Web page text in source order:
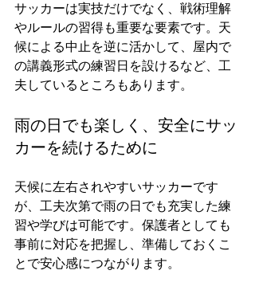
サッカーは実技だけでなく、戦術理解
やルールの習得も重要な要素です。天
候による中止を逆に活かして、屋内で
の講義形式の練習日を設けるなど、工
夫しているところもあります。
雨の日でも楽しく、安全にサッ
カーを続けるために
天候に左右されやすいサッカーです
が、工夫次第で雨の日でも充実した練
習や学びは可能です。保護者としても
事前に対応を把握し、準備しておくこ
とで安心感につながります。